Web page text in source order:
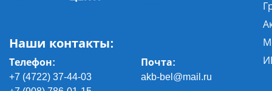
Наши контакты:
Телефон:
+7 (4722) 37-44-03
Почта:
akb-bel@mail.ru